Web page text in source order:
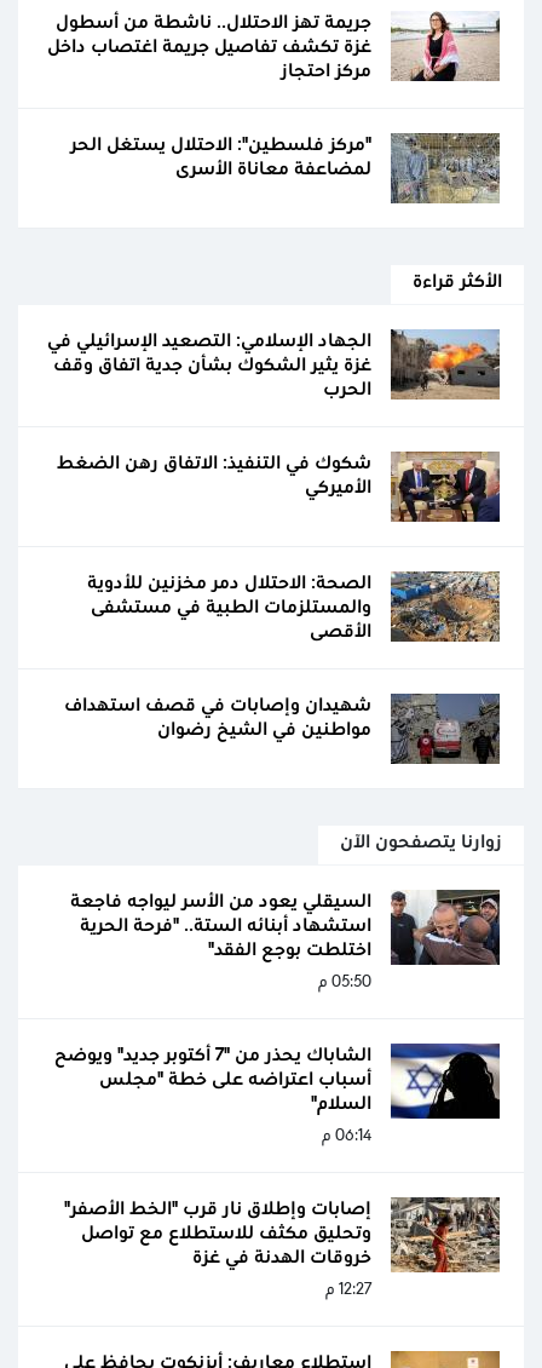
جريمة تهز الاحتلال.. ناشطة من أسطول
غزة تكشف تفاصيل جريمة اغتصاب داخل
مركز احتجاز
"مركز فلسطين": الاحتلال يستغل الحر
لمضاعفة معاناة الأسرى
الأكثر قراءة
الجهاد الإسلامي: التصعيد الإسرائيلي في
غزة يثير الشكوك بشأن جدية اتفاق وقف
الحرب
شكوك في التنفيذ: الاتفاق رهن الضغط
الأميركي
الصحة: الاحتلال دمر مخزنين للأدوية
والمستلزمات الطبية في مستشفى
الأقصى
شهيدان وإصابات في قصف استهداف
مواطنين في الشيخ رضوان
زوارنا يتصفحون الآن
السيقلي يعود من الأسر ليواجه فاجعة
استشهاد أبنائه الستة.. "فرحة الحرية
اختلطت بوجع الفقد"
05:50 م
الشاباك يحذر من "7 أكتوبر جديد" ويوضح
أسباب اعتراضه على خطة "مجلس
السلام"
06:14 م
إصابات وإطلاق نار قرب "الخط الأصفر"
وتحليق مكثف للاستطلاع مع تواصل
خروقات الهدنة في غزة
12:27 م
استطلاع معاريف: أيزنكوت يحافظ على